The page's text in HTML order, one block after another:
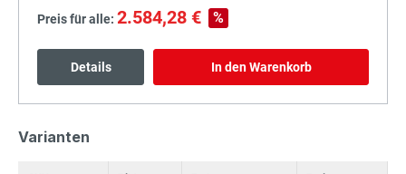
Preis für alle: 2.584,28 € %
Details In den Warenkorb
Varianten